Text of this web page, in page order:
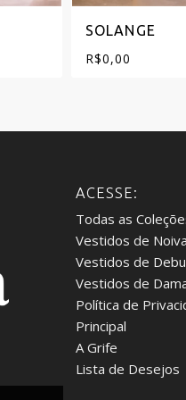
SOLANGE
R$0,00
ACESSE:
Todas as
Vestidos de
Vestidos de
Vestidos de
Política de
Principal
A Grife
Lista de Desejos